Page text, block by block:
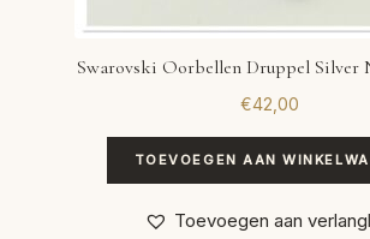
Swarovski Oorbellen Druppel Silver
€42,00
TOEVOEGEN AAN
Toevoegen aan